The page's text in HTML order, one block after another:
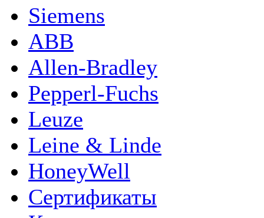
Siemens
ABB
Allen-Bradley
Pepperl-Fuchs
Leuze
Leine & Linde
HoneyWell
Сертификаты